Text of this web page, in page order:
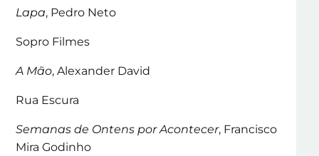
Lapa, Pedro Neto
Sopro Filmes
A Mão, Alexander David
Rua Escura
Semanas de Ontens por Acontecer, Francisco
Mira Godinho